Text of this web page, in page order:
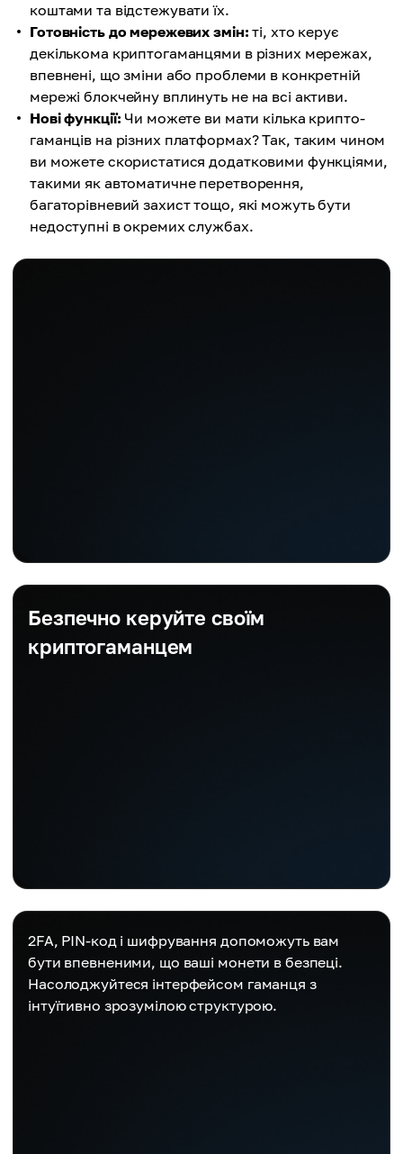
коштами та відстежувати їх.
Готовність до мережевих змін: ті, хто керує
декількома криптогаманцями в різних мережах,
впевнені, що зміни або проблеми в конкретній
мережі блокчейну вплинуть не на всі активи.
Нові функції: Чи можете ви мати кілька крипто-
гаманців на різних платформах? Так, таким чином
ви можете скористатися додатковими функціями,
такими як автоматичне перетворення,
багаторівневий захист тощо, які можуть бути
недоступні в окремих службах.
Безпечно керуйте своїм
криптогаманцем
2FA, PIN-код і шифрування допоможуть вам
бути впевненими, що ваші монети в безпеці.
Насолоджуйтеся інтерфейсом гаманця з
інтуїтивно зрозумілою структурою.